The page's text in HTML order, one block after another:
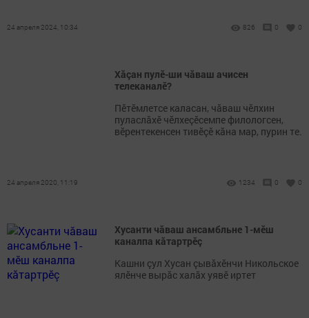
24 апреля 2024, 10:34 826 0 0
Хăçан пулӗ-ши чăваш ачисен
телеканалӗ?
Пӗтӗмлетсе каласан, чăваш чӗлхин
пуласлăхӗ чӗлхеçӗсемпе филологсен,
вӗрентекенсен тивӗçӗ кăна мар, пурин те.
24 апреля 2020, 11:19 1234 0 0
Хусанти чăваш ансамбльне 1-мӗш
каналпа кăтартрӗç
Кашни çул Хусан çывăхӗнчи Никольское
ялӗнче вырăс халăх уявӗ иртет